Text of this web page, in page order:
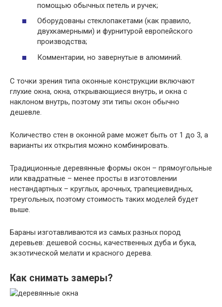
помощью обычных петель и ручек;
Оборудованы стеклопакетами (как правило,
двухкамерными) и фурнитурой европейского
производства;
Комментарии, но завернутые в алюминий.
С точки зрения типа оконные конструкции включают
глухие окна, окна, открывающиеся внутрь, и окна с
наклоном внутрь, поэтому эти типы окон обычно
дешевле.
Количество стен в оконной раме может быть от 1 до 3, а
варианты их открытия можно комбинировать.
Традиционные деревянные формы окон – прямоугольные
или квадратные – менее просты в изготовлении
нестандартных – круглых, арочных, трапециевидных,
треугольных, поэтому стоимость таких моделей будет
выше.
Бараны изготавливаются из самых разных пород
деревьев: дешевой сосны, качественных дуба и бука,
экзотической мелати и красного дерева.
Как снимать замеры?